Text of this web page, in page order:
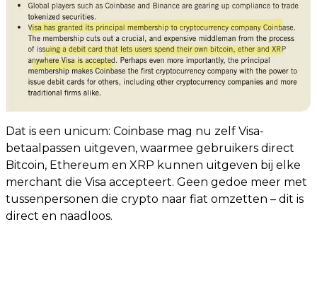
Dat is een unicum: Coinbase mag nu zelf Visa-
betaalpassen uitgeven, waarmee gebruikers direct
Bitcoin, Ethereum en XRP kunnen uitgeven bij elke
merchant die Visa accepteert. Geen gedoe meer met
tussenpersonen die crypto naar fiat omzetten – dit is
direct en naadloos.